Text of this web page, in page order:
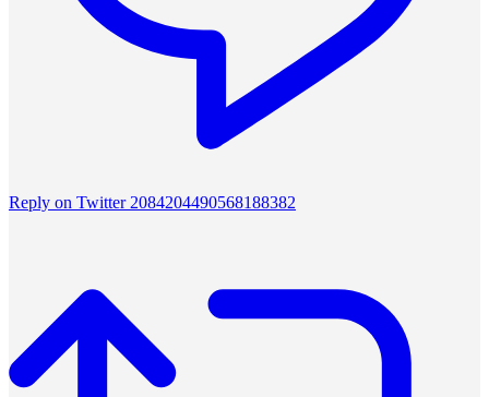
Reply on Twitter 2084204490568188382